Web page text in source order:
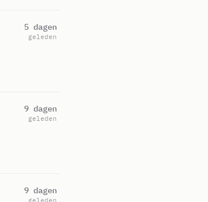
5 dagen
geleden
9 dagen
geleden
9 dagen